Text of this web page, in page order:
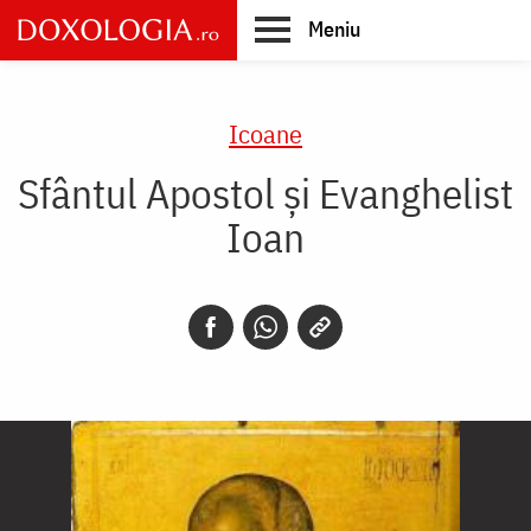
Skip
to
main
Meniu
Icoane
Sfântul Apostol și Evanghelist
Ioan